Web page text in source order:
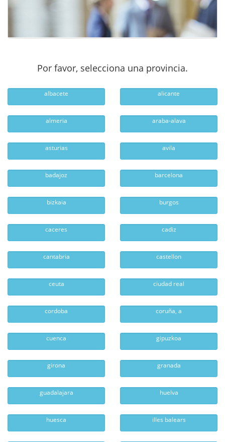
Por favor, selecciona una provincia.
albacete alicante
almeria araba-alava
asturias avila
badajoz barcelona
bizkaia burgos
caceres cadiz
cantabria castellon
ceuta ciudad real
cordoba coruña, a
cuenca gipuzkoa
girona granada
guadalajara huelva
huesca illes balears